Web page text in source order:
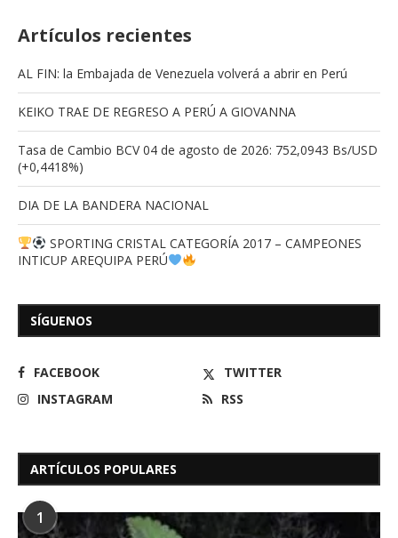
Artículos recientes
AL FIN: la Embajada de Venezuela volverá a abrir en Perú
KEIKO TRAE DE REGRESO A PERÚ A GIOVANNA
Tasa de Cambio BCV 04 de agosto de 2026: 752,0943 Bs/USD
(+0,4418%)
DIA DE LA BANDERA NACIONAL
SPORTING CRISTAL CATEGORÍA 2017 – CAMPEONES
INTICUP AREQUIPA PERÚ
SÍGUENOS
FACEBOOK
TWITTER
INSTAGRAM
RSS
ARTÍCULOS POPULARES
1